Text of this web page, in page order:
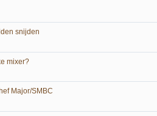
snijden
mixer?
Major/SMBC